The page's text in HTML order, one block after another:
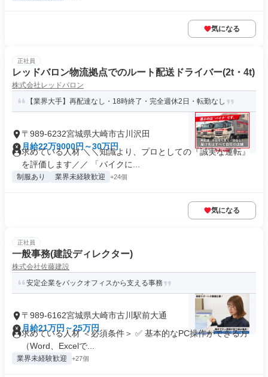
気になる
正社員
レッドバロン物流拠点でのルート配送ドライバー(2t・4t)
株式会社レッドバロン
【業界大手】再配達なし・18時終了・完全週休2日・転勤なし
〒989-6232宮城県大崎市古川沢田
月給22万9000円～30万円
求めている人材 ＼＼知識より、プロとしての『誠実な運転』
を評価します／／ 「バイクに...
制服あり 業界未経験歓迎 +24個
気になる
正社員
一般事務(建設ディレクター)
株式会社佐藤建設
安定企業をバックオフィスから支える事務
〒989-6162宮城県大崎市古川駅前大通
月給21万円～25万円
求めている人材 ＜必須条件＞ ✅ 基本的なPC操作ができる方
（Word、Excelで...
業界未経験歓迎 +27個